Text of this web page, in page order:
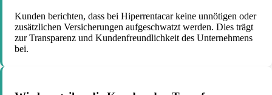
Kunden berichten, dass bei Hiperrentacar keine unnötigen oder
zusätzlichen Versicherungen aufgeschwatzt werden. Dies trägt
zur Transparenz und Kundenfreundlichkeit des Unternehmens
bei.